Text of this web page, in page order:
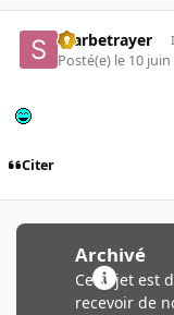
Starbetrayer
Posté(e) le 10 juin
Citer
Archivé
Ce sujet est
recevoir de